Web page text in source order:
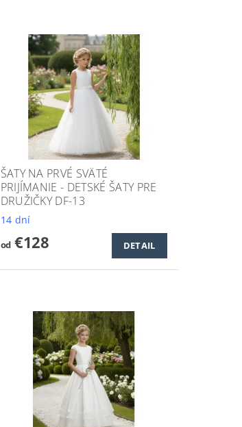
ŠATY NA PRVÉ SVÄTÉ
PRIJÍMANIE - DETSKÉ ŠATY PRE
DRUŽIČKY DF-13
14 dní
od€128 DETAIL